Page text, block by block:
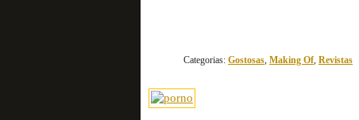
Categorias: Gostosas, Making Of, Revistas